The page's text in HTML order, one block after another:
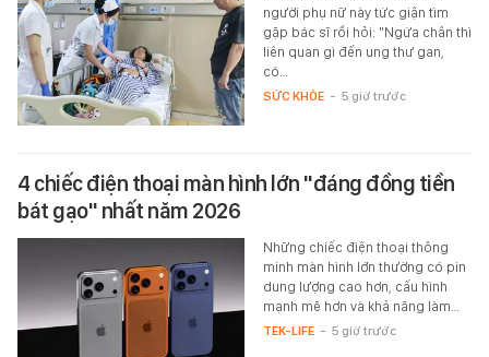
người phụ nữ này tức giận tìm
gặp bác sĩ rồi hỏi: "Ngứa chân thì
liên quan gì đến ung thư gan,
có…
SỨC KHỎE - 5 giờ trước
4 chiếc điện thoại màn hình lớn "đáng đồng tiền
bát gạo" nhất năm 2026
Những chiếc điện thoại thông
minh màn hình lớn thường có pin
dung lượng cao hơn, cấu hình
mạnh mẽ hơn và khả năng làm…
TEK-LIFE - 5 giờ trước